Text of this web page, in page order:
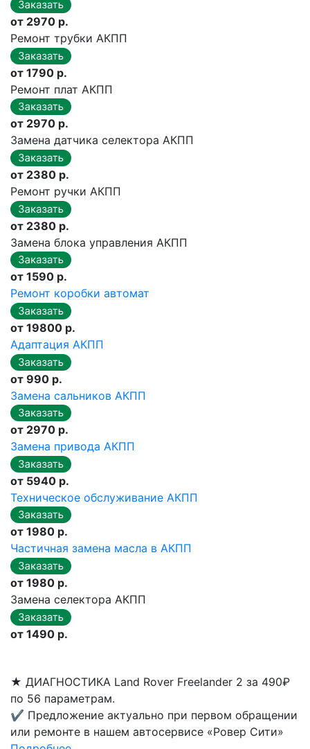
от 2970 р.
Ремонт трубки АКПП
от 1790 р.
Ремонт плат АКПП
от 2970 р.
Замена датчика селектора АКПП
от 2380 р.
Ремонт ручки АКПП
от 2380 р.
Замена блока управления АКПП
от 1590 р.
Ремонт коробки автомат
от 19800 р.
Адаптация АКПП
от 990 р.
Замена сальников АКПП
от 2970 р.
Замена привода АКПП
от 5940 р.
Техническое обслуживание АКПП
от 1980 р.
Частичная замена масла в АКПП
от 1980 р.
Замена селектора АКПП
от 1490 р.
★ ДИАГНОСТИКА Land Rover Freelander 2 за 490₽
по 56 параметрам.
✔ Предложение актуально при первом обращении
или ремонте в нашем автосервисе «Ровер Сити»